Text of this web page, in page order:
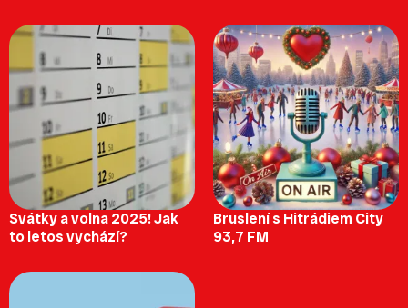
Svátky a volna 2025! Jak
to letos vychází?
Bruslení s Hitrádiem City
93,7 FM